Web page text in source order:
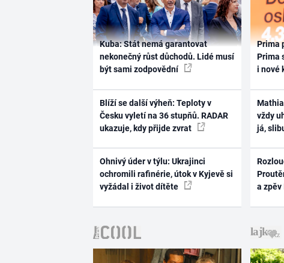
Kuba: Stát nemá garantovat
nekonečný růst důchodů. Lidé musí
být sami zodpovědní
Blíží se další výheň: Teploty v
Česku vyletí na 36 stupňů. RADAR
ukazuje, kdy přijde zvrat
Ohnivý úder v týlu: Ukrajinci
ochromili rafinérie, útok v Kyjevě si
vyžádal i život dítěte
Prima
Prima
i nové
vždy
já,
a zpěv